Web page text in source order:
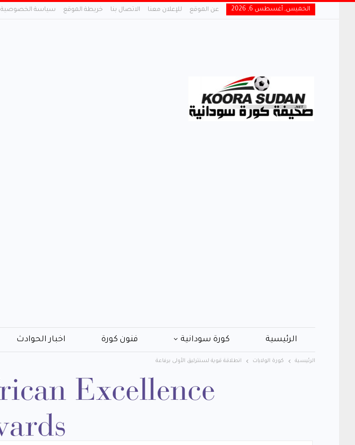
الخميس, أغسطس 6, 2026 عن الموقع للإعلان معنا الاتصال بنا خريطة الموقع سياسة الخصوصية
الرئيسية كورة سودانية فنون كورة اخبار الحوادث
الرئيسية كورة الولايات انطلاقة قوية لسنترليق الأولى برفاعة